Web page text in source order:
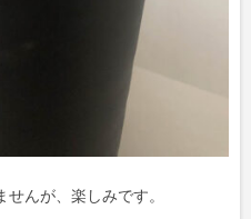
んが、楽しみです。